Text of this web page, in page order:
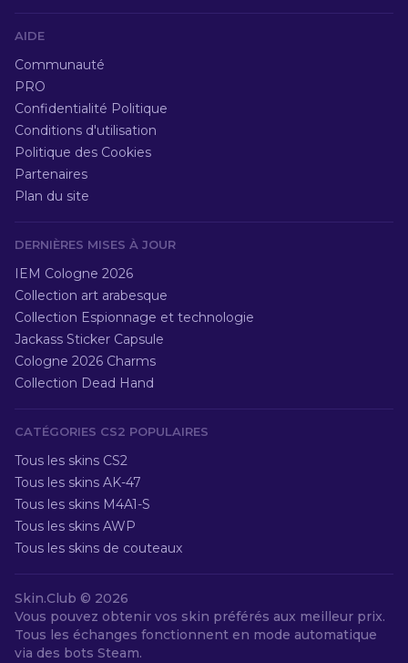
AIDE
Communauté
PRO
Confidentialité Politique
Conditions d'utilisation
Politique des Cookies
Partenaires
Plan du site
DERNIÈRES MISES À JOUR
IEM Cologne 2026
Collection art arabesque
Collection Espionnage et technologie
Jackass Sticker Capsule
Cologne 2026 Charms
Collection Dead Hand
CATÉGORIES CS2 POPULAIRES
Tous les skins CS2
Tous les skins AK-47
Tous les skins M4A1-S
Tous les skins AWP
Tous les skins de couteaux
Skin.Club © 2026
Vous pouvez obtenir vos skin préférés aux meilleur prix.
Tous les échanges fonctionnent en mode automatique
via des bots Steam.